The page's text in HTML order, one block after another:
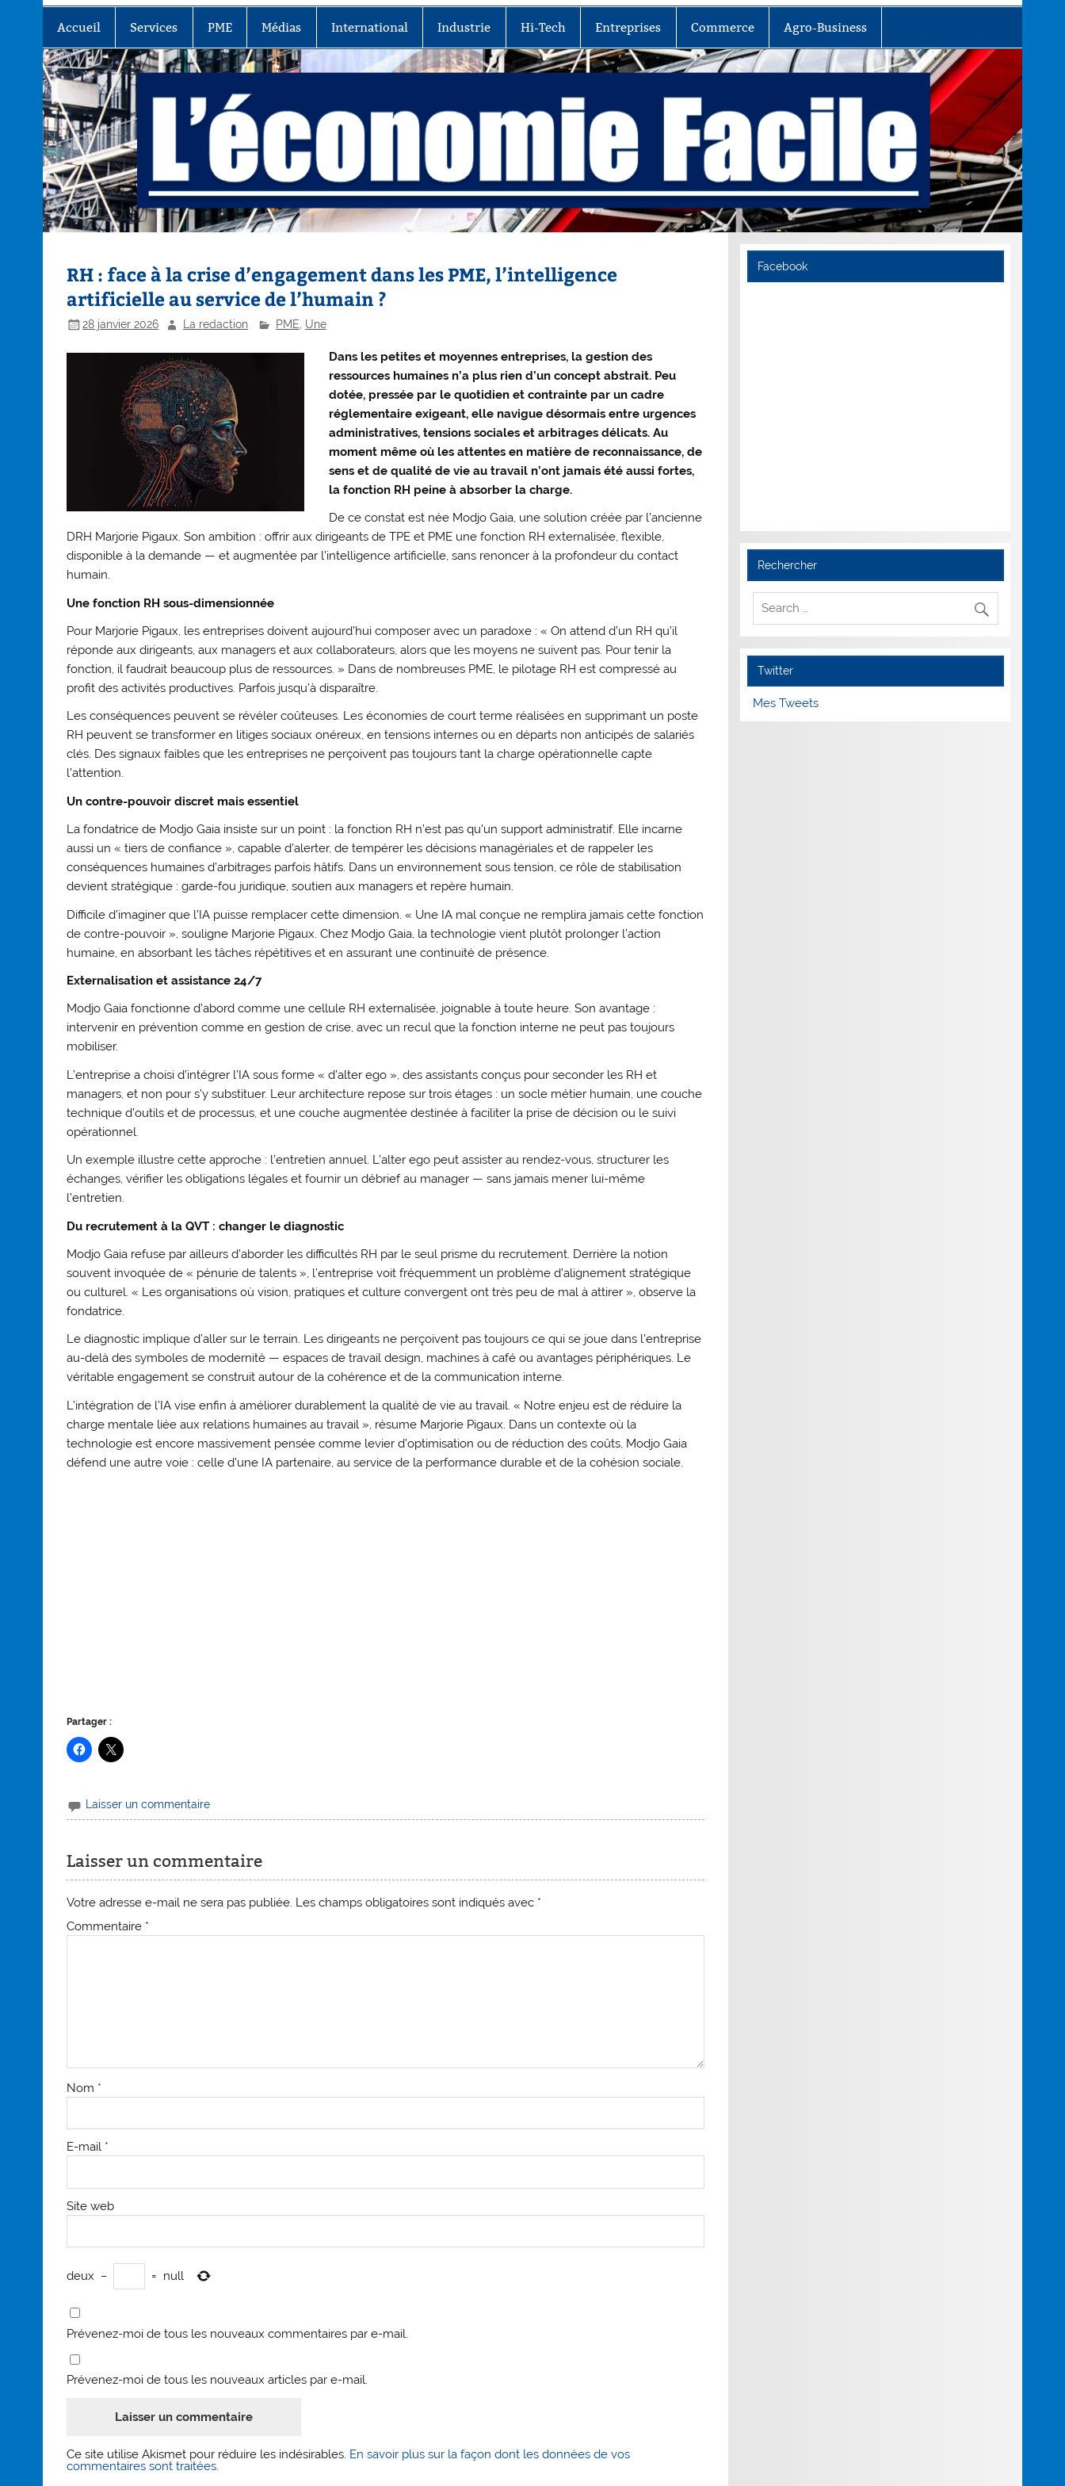
Accueil Services PME Médias International Industrie Hi-Tech Entreprises Commerce Agro-Business
RH : face à la crise d’engagement dans les PME, l’intelligence
artificielle au service de l’humain ?
28 janvier 2026 La redaction PME Une
Dans les petites et moyennes entreprises, la gestion des
ressources humaines n’a plus rien d’un concept abstrait. Peu
dotée, pressée par le quotidien et contrainte par un cadre
réglementaire exigeant, elle navigue désormais entre urgences
administratives, tensions sociales et arbitrages délicats. Au
moment même où les attentes en matière de reconnaissance, de
sens et de qualité de vie au travail n’ont jamais été aussi fortes,
la fonction RH peine à absorber la charge.
De ce constat est née Modjo Gaia, une solution créée par l’ancienne
DRH Marjorie Pigaux. Son ambition : offrir aux dirigeants de TPE et PME une fonction RH externalisée, flexible,
disponible à la demande — et augmentée par l’intelligence artificielle, sans renoncer à la profondeur du contact
humain.
Une fonction RH sous-dimensionnée
Pour Marjorie Pigaux, les entreprises doivent aujourd’hui composer avec un paradoxe : « On attend d’un RH qu’il
réponde aux dirigeants, aux managers et aux collaborateurs, alors que les moyens ne suivent pas. Pour tenir la
fonction, il faudrait beaucoup plus de ressources. » Dans de nombreuses PME, le pilotage RH est compressé au
profit des activités productives. Parfois jusqu’à disparaître.
Les conséquences peuvent se révéler coûteuses. Les économies de court terme réalisées en supprimant un poste
RH peuvent se transformer en litiges sociaux onéreux, en tensions internes ou en départs non anticipés de salariés
clés. Des signaux faibles que les entreprises ne perçoivent pas toujours tant la charge opérationnelle capte
l’attention.
Un contre-pouvoir discret mais essentiel
La fondatrice de Modjo Gaia insiste sur un point : la fonction RH n’est pas qu’un support administratif. Elle incarne
aussi un « tiers de confiance », capable d’alerter, de tempérer les décisions managériales et de rappeler les
conséquences humaines d’arbitrages parfois hâtifs. Dans un environnement sous tension, ce rôle de stabilisation
devient stratégique : garde-fou juridique, soutien aux managers et repère humain.
Difficile d’imaginer que l’IA puisse remplacer cette dimension. « Une IA mal conçue ne remplira jamais cette fonction
de contre-pouvoir », souligne Marjorie Pigaux. Chez Modjo Gaia, la technologie vient plutôt prolonger l’action
humaine, en absorbant les tâches répétitives et en assurant une continuité de présence.
Externalisation et assistance 24/7
Modjo Gaia fonctionne d’abord comme une cellule RH externalisée, joignable à toute heure. Son avantage :
intervenir en prévention comme en gestion de crise, avec un recul que la fonction interne ne peut pas toujours
mobiliser.
L’entreprise a choisi d’intégrer l’IA sous forme « d’alter ego », des assistants conçus pour seconder les RH et
managers, et non pour s’y substituer. Leur architecture repose sur trois étages : un socle métier humain, une couche
technique d’outils et de processus, et une couche augmentée destinée à faciliter la prise de décision ou le suivi
opérationnel.
Un exemple illustre cette approche : l’entretien annuel. L’alter ego peut assister au rendez-vous, structurer les
échanges, vérifier les obligations légales et fournir un débrief au manager — sans jamais mener lui-même
l’entretien.
Du recrutement à la QVT : changer le diagnostic
Modjo Gaia refuse par ailleurs d’aborder les difficultés RH par le seul prisme du recrutement. Derrière la notion
souvent invoquée de « pénurie de talents », l’entreprise voit fréquemment un problème d’alignement stratégique
ou culturel. « Les organisations où vision, pratiques et culture convergent ont très peu de mal à attirer », observe la
fondatrice.
Le diagnostic implique d’aller sur le terrain. Les dirigeants ne perçoivent pas toujours ce qui se joue dans l’entreprise
au-delà des symboles de modernité — espaces de travail design, machines à café ou avantages périphériques. Le
véritable engagement se construit autour de la cohérence et de la communication interne.
L’intégration de l’IA vise enfin à améliorer durablement la qualité de vie au travail. « Notre enjeu est de réduire la
charge mentale liée aux relations humaines au travail », résume Marjorie Pigaux. Dans un contexte où la
technologie est encore massivement pensée comme levier d’optimisation ou de réduction des coûts, Modjo Gaia
défend une autre voie : celle d’une IA partenaire, au service de la performance durable et de la cohésion sociale.
Partager :
Laisser un commentaire
Laisser un commentaire
Votre adresse e-mail ne sera pas publiée. Les champs obligatoires sont indiqués avec *
Commentaire *
Nom *
E-mail *
Site web
deux − = null
Prévenez-moi de tous les nouveaux commentaires par e-mail.
Prévenez-moi de tous les nouveaux articles par e-mail.
Ce site utilise Akismet pour réduire les indésirables. En savoir plus sur la façon dont les données de vos
commentaires sont traitées
Facebook
Rechercher
Twitter
Mes Tweets